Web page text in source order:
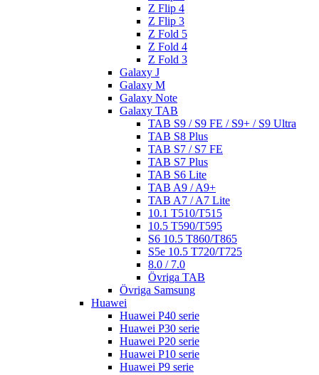
Z Flip 4
Z Flip 3
Z Fold 5
Z Fold 4
Z Fold 3
Galaxy J
Galaxy M
Galaxy Note
Galaxy TAB
TAB S9 / S9 FE / S9+ / S9 Ultra
TAB S8 Plus
TAB S7 / S7 FE
TAB S7 Plus
TAB S6 Lite
TAB A9 / A9+
TAB A7 / A7 Lite
10.1 T510/T515
10.5 T590/T595
S6 10.5 T860/T865
S5e 10.5 T720/T725
8.0 / 7.0
Övriga TAB
Övriga Samsung
Huawei
Huawei P40 serie
Huawei P30 serie
Huawei P20 serie
Huawei P10 serie
Huawei P9 serie